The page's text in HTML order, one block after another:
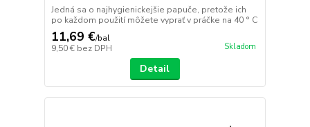
Jedná sa o najhygienickejšie papuče, pretože ich
po každom použití môžete vyprať v práčke na 40 ° C
11,69 €/bal
9,50 € bez DPH Skladom
Detail